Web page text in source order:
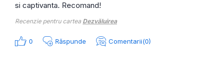
si captivanta. Recomand!
Recenzie pentru cartea Dezvăluirea
0 Răspunde Comentarii(0)